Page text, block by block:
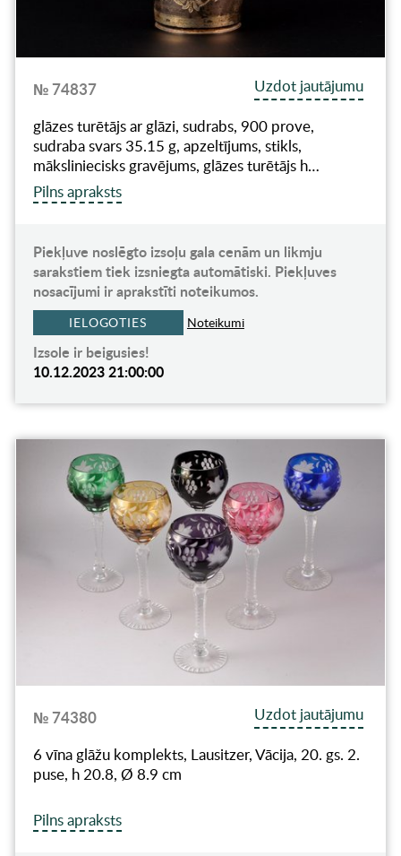
№ 74837
Uzdot jautājumu
glāzes turētājs ar glāzi, sudrabs, 900 prove,
sudraba svars 35.15 g, apzeltījums, stikls,
māksliniecisks gravējums, glāzes turētājs h…
Pilns apraksts
Piekļuve noslēgto izsoļu gala cenām un likmju
sarakstiem tiek izsniegta automātiski. Piekļuves
nosacījumi ir aprakstīti noteikumos.
IELOGOTIES Noteikumi
Izsole ir beigusies!
10.12.2023 21:00:00
№ 74380
Uzdot jautājumu
6 vīna glāžu komplekts, Lausitzer, Vācija, 20. gs. 2.
puse, h 20.8, Ø 8.9 cm
Pilns apraksts